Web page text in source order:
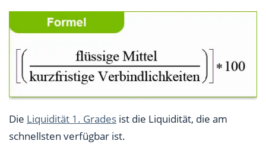
Die Liquidität 1. Grades ist die Liquidität, die am
schnellsten verfügbar ist.